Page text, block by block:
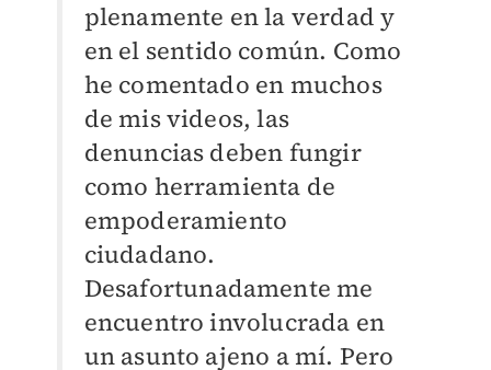
plenamente en la verdad y
en el sentido común. Como
he comentado en muchos
de mis videos, las
denuncias deben fungir
como herramienta de
empoderamiento
ciudadano.
Desafortunadamente me
encuentro involucrada en
un asunto ajeno a mí. Pero